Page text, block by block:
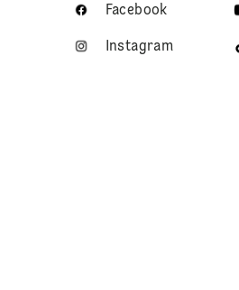
Facebook
Instagram